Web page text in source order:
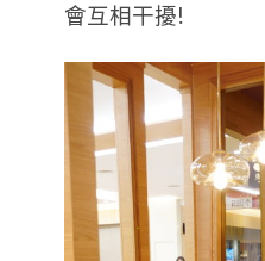
會互相干擾!